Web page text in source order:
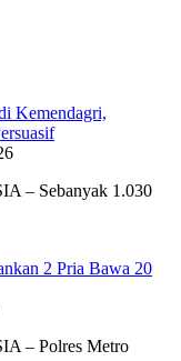
Kemendagri,
– Sebanyak 1.030
2 Pria Bawa 20
– Polres Metro